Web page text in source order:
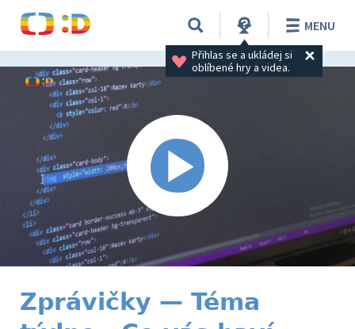
Přihlas se a ukládej si
oblíbené hry a videa.
MENU
Zprávičky — Téma